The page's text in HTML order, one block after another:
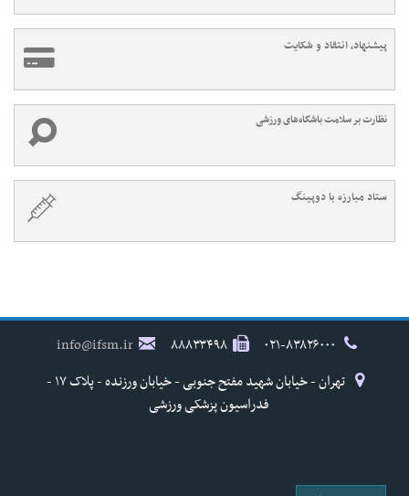
پیشنهاد، انتقاد و شکایت
نظارت بر سلامت باشگاه‌های ورزشی
ستاد مبارزه با دوپینگ
۸۸۸۳۳۴۹۸
info@ifsm.ir
تهران - خیابان شهید مفتح جنوبی - خیابان ورزنده - پلاک ۱۷ -
فدراسیون پزشکی ورزشی